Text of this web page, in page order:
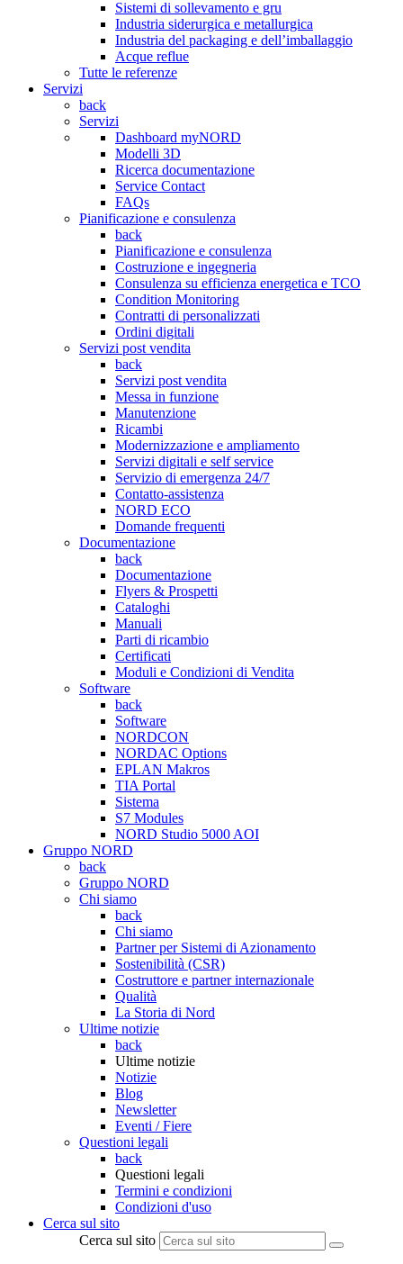
Sistemi di sollevamento e gru
Industria siderurgica e metallurgica
Industria del packaging e dell’imballaggio
Acque reflue
Tutte le referenze
Servizi
back
Servizi
Dashboard myNORD
Modelli 3D
Ricerca documentazione
Service Contact
FAQs
Pianificazione e consulenza
back
Pianificazione e consulenza
Costruzione e ingegneria
Consulenza su efficienza energetica e TCO
Condition Monitoring
Contratti di personalizzati
Ordini digitali
Servizi post vendita
back
Servizi post vendita
Messa in funzione
Manutenzione
Ricambi
Modernizzazione e ampliamento
Servizi digitali e self service
Servizio di emergenza 24/7
Contatto-assistenza
NORD ECO
Domande frequenti
Documentazione
back
Documentazione
Flyers & Prospetti
Cataloghi
Manuali
Parti di ricambio
Certificati
Moduli e Condizioni di Vendita
Software
back
Software
NORDCON
NORDAC Options
EPLAN Makros
TIA Portal
Sistema
S7 Modules
NORD Studio 5000 AOI
Gruppo NORD
back
Gruppo NORD
Chi siamo
back
Chi siamo
Partner per Sistemi di Azionamento
Sostenibilità (CSR)
Costruttore e partner internazionale
Qualità
La Storia di Nord
Ultime notizie
back
Ultime notizie
Notizie
Blog
Newsletter
Eventi / Fiere
Questioni legali
back
Questioni legali
Termini e condizioni
Condizioni d'uso
Cerca sul sito
Cerca sul sito